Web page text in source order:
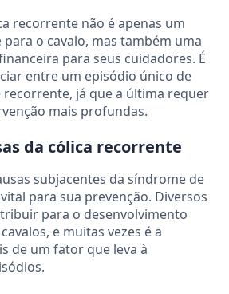
recorrente não é apenas um
o cavalo, mas também uma
para seus cuidadores. É
entre um episódio único de
recorrente, já que a última requer
mais profundas.
da cólica recorrente
subjacentes da síndrome de
para sua prevenção. Diversos
para o desenvolvimento
e muitas vezes é a
de um fator que leva à